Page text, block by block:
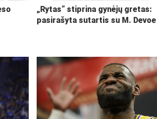
„Rytas“ stiprina gynėjų gretas:
pasirašyta sutartis su M. Devoe